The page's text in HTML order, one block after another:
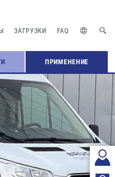
ЗАГРУЗКИ FAQ
ПРИМЕНЕНИЕ